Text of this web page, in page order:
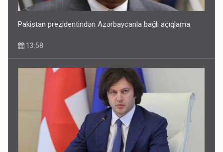
Pakistan prezidentindən Azərbaycanla bağlı açıqlama
13:58